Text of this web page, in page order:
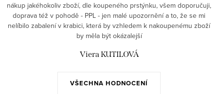
VŠECHNA HODNOCENÍ
nákup jakéhokoliv zboží, dle koupeného prstýnku, všem doporučuji,
doprava též v pohodě - PPL - jen malé upozornění a to, že se mi
nelíbilo zabalení v krabici, která by vzhledem k nakoupenému zboží
by měla být okázalejší
Viera KUTILOVÁ